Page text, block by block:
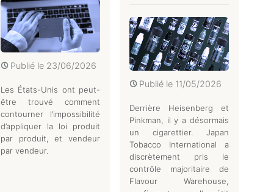
Publié le 23/06/2026
Les États-Unis ont peut-
être trouvé comment
contourner l’impossibilité
d’appliquer la loi produit
par produit, et vendeur
par vendeur.
Publié le 11/05/2026
Derrière Heisenberg et
Pinkman, il y a désormais
un cigarettier. Japan
Tobacco International a
discrètement pris le
contrôle majoritaire de
Flavour Warehouse,